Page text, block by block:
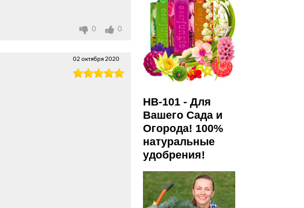
0 0
02 октября 2020
HB-101 - Для
Вашего Сада и
Огорода! 100%
натуральные
удобрения!